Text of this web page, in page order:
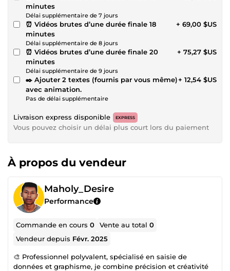
minutes
Délai supplémentaire de 7 jours
⏰ Vidéos brutes d’une durée finale 18
minutes
Délai supplémentaire de 8 jours
+ 69,00 $US
⏰ Vidéos brutes d’une durée finale 20
minutes
Délai supplémentaire de 9 jours
+ 75,27 $US
✒️ Ajouter 2 textes (fournis par vous même)
avec animation.
Pas de délai supplémentaire
+ 12,54 $US
Livraison express disponible EXPRESS
Vous pouvez choisir un délai plus court lors du paiement
À propos du vendeur
Maholy_Desire
Performance
Commande en cours0 Vente au total0
Vendeur depuis Févr. 2025
🎨 Professionnel polyvalent, spécialisé en saisie de
données et graphisme, je combine précision et créativité